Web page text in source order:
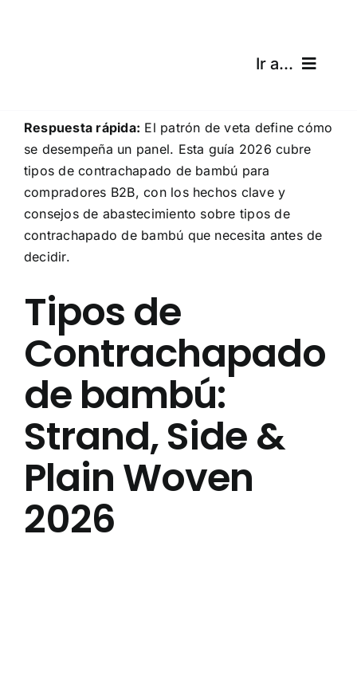
Ir a...
Productos
Certificaciones
Envíos
Blog
Acerca de Nosotros
Contáctenos
Preguntas Frecuentes
Respuesta rápida: El patrón de veta define cómo
se desempeña un panel. Esta guía 2026 cubre
tipos de contrachapado de bambú para
compradores B2B, con los hechos clave y
consejos de abastecimiento sobre tipos de
contrachapado de bambú que necesita antes de
decidir.
Tipos de
Contrachapado
de bambú:
Strand, Side &
Plain Woven
2026